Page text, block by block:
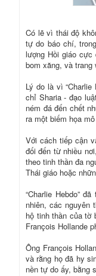
Có lẽ vì thái độ
tự do báo chí,
lượng Hồi giáo cực
bom xăng, và
Lý do là vì
chỉ Sharia - đạo
ném đá đến chết
ra một biếm họa
Với cách tiếp cận
đối đến từ nhiều
theo tinh thần đa
Thái giáo hoặc
“Charlie Hebdo”
nhiên, các nguyên
hộ tinh thần của
François Hollande
Ông François
và rằng họ đã hy
nền tự do ấy, bằng